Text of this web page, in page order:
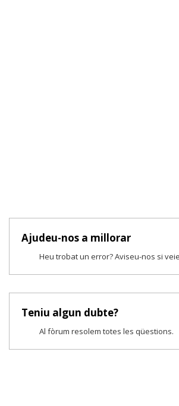
Ajudeu-nos a millorar
Heu trobat un error? Aviseu-nos si
Teniu algun dubte?
Al fòrum resolem totes les qüestions.